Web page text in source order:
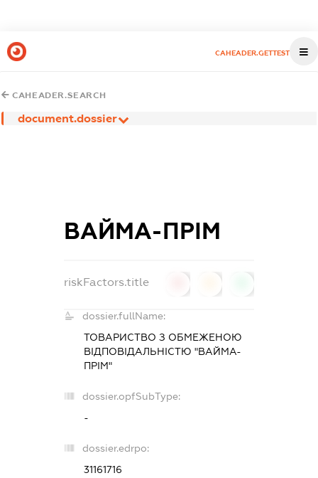
CAHEADER.GETTEST
CAHEADER.SEARCH
document.dossier
ВАЙМА-ПРІМ
riskFactors.title
dossier.fullName:
ТОВАРИСТВО З ОБМЕЖЕНОЮ
ВІДПОВІДАЛЬНІСТЮ "ВАЙМА-
ПРІМ"
dossier.opfSubType:
-
dossier.edrpo:
31161716